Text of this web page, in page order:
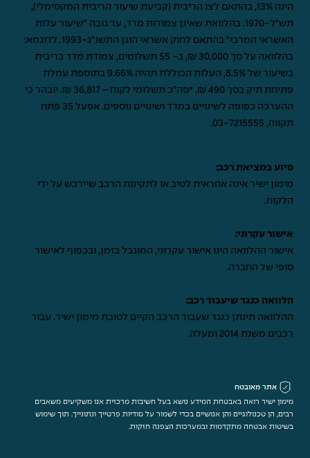
הינה 13%, בהתאם לצו הריבית (קביעת שיעור הריבית המקסימלי),
תש"ל-1970. בהלוואת שאינן צמודות מדד, עד גובה "שיעור עלות
האשראי המרבי" בהתאם לחוק אשראי הוגן התשנ"ג-1993. לדוגמא:
בהלוואה על סך 30,000 ₪, ב- 55 תשלומים, צמודת מדד בריבית
בשיעור של 8.5%, העלות הכוללת תהיה 9.66% בתוספת עמלת
פתיחת תיק בסך 490 ₪. *סה"כ תשלומי לקוח – 36,817 ₪. יובהר כי
ההערכה כפופה לשינויים במדד ושינויים נוספים. אפעל 35 פתח
תקווה, 03-7215555
.
סיוע במציאת רכב:
מימון ישיר אינה אחראית לטיב או לתקינות הרכב שיירכש על ידי
הלקוח.
אישור עקרוני:
אישור ההלוואה הינו אישור עקרוני, המוגבל בזמן, ובכפוף לאישור
סופי של החברה.
הלוואה כנגד שיעבוד רכב:
ההלוואה תינתן כנגד שעבוד הרכב הקיים לטובת מימון ישיר. עבור
רכבים משנת 2014 ומעלה.
אתר מאובטח
מימון ישיר רואה באבטחת המידע נושא בעל חשיבות מרכזית אנו משקיעים משאבים
רבים, הן טכנולוגיים והן אנושיים בכדי לשמור על סודיות פרטייך ונתונייך. תוך שימוש
בשיטות אבטחה מתקדמות ובמערכות הצפנה חזקות.